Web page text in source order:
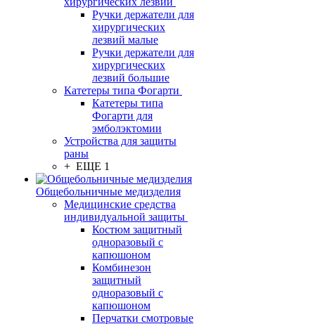
Ручки держатели для
хирургических
лезвий малые
Ручки держатели для
хирургических
лезвий большие
Катетеры типа Фогарти
Катетеры типа
Фогарти для
эмболэктомии
Устройства для защиты
раны
+ ЕЩЕ 1
Общебольничные медизделия
Медицинские средства
индивидуальной защиты
Костюм защитный
одноразовый с
капюшоном
Комбинезон
защитный
одноразовый с
капюшоном
Перчатки смотровые